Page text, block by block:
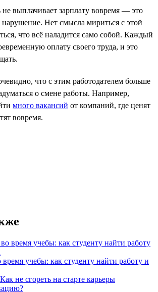
не выплачивает зарплату вовремя — это
нарушение. Нет смысла мириться с этой
что всё наладится само собой. Каждый
оплату своего труда, и это
что с этим работодателем больше
о смене работы. Например,
много вакансий от компаний, где ценят
вовремя.
учебы: как студенту найти работу и